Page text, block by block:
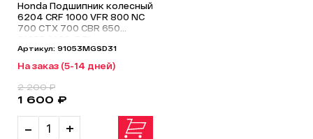
Honda Подшипник колесный
6204 CRF 1000 VFR 800 NC
700 CTX 700 CBR 650
Артикул: 91053MGSD31
На заказ (5-14 дней)
- +
1 600 ₽
2 200 ₽